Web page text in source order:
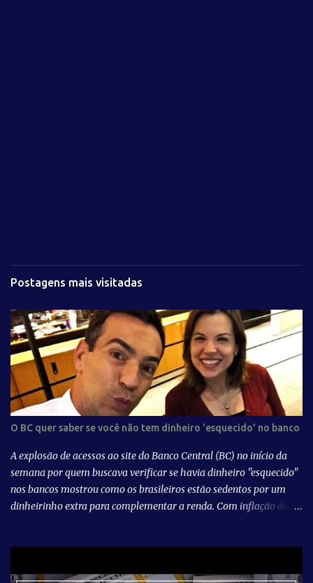
Postagens mais visitadas
O BC quer saber se você não tem dinheiro 'esquecido' no banco
A explosão de acessos ao site do Banco Central (BC) no início da
semana por quem buscava verificar se havia dinheiro "esquecido"
nos bancos mostrou como os brasileiros estão sedentos por um
dinheirinho extra para complementar a renda. Com inflação de
escolar. Fonte: Não tem dinheiro 'esquecido' no banco? Veja guia de